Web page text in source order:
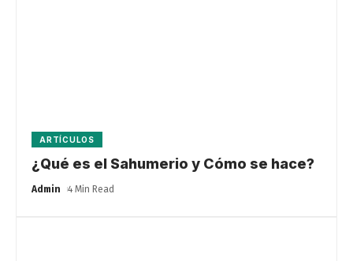
ARTÍCULOS
¿Qué es el Sahumerio y Cómo se hace?
Admin 4 Min Read